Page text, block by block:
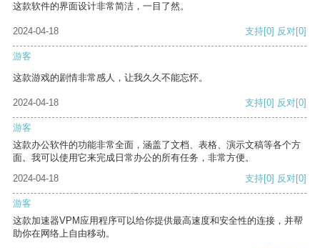
这款软件的界面设计非常简洁，一目了然。
2024-04-18 支持[0] 反对[0]
游客
这款游戏的剧情非常感人，让我久久不能忘怀。
2024-04-18 支持[0] 反对[0]
游客
这款办公软件的功能非常全面，涵盖了文档、表格、演示文稿等各个方
面。我可以使用它来完成日常办公的所有任务，非常方便。
2024-04-18
支持[0] 反对[0]
游客
这款加速器VPM应用程序可以给你提供最高速度和安全性的连接，并帮
助你在网络上自由移动。